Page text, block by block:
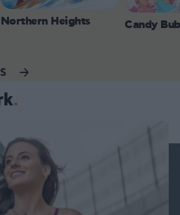
Northern Heights Candy